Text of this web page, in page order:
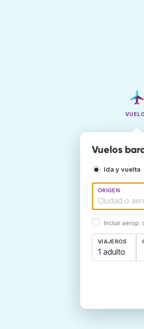
Vuelos
Ida y vuelta
ORIGEN
Incluir aerop.
VIAJEROS
1 adulto